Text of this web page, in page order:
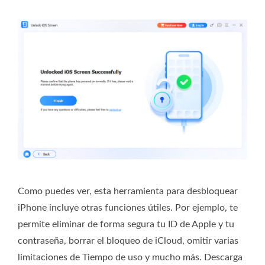
Como puedes ver, esta herramienta para desbloquear
iPhone incluye otras funciones útiles. Por ejemplo, te
permite eliminar de forma segura tu ID de Apple y tu
contraseña, borrar el bloqueo de iCloud, omitir varias
limitaciones de Tiempo de uso y mucho más. Descarga